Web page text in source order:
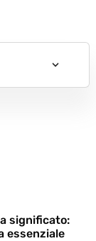
significato:
essenziale